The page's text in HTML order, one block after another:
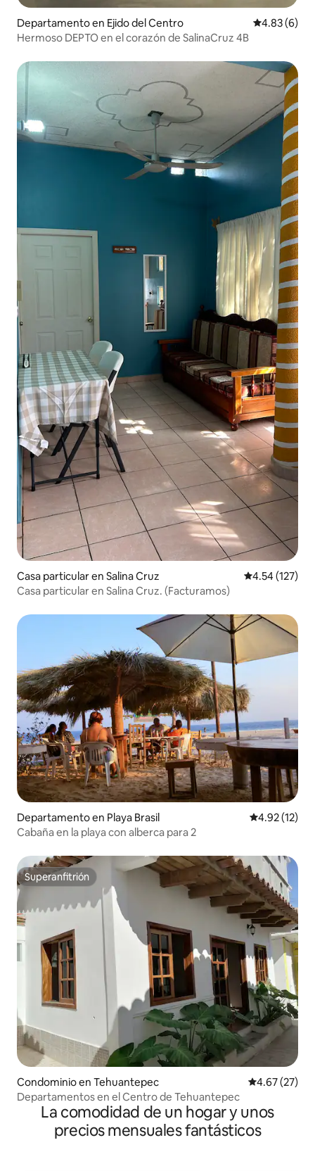
Departamento en Ejido del Centro Calificación
4.83 (6)
Hermoso DEPTO en el corazón de SalinaCruz 4B
Casa particular en Salina Cruz Calificación
4.54 (127)
Casa particular en Salina Cruz. (Facturamos)
Departamento en Playa Brasil Calificación
4.92 (12)
Cabaña en la playa con alberca para 2
Superanfitrión
Superanfitrión
Condominio en Tehuantepec Calificación
4.67 (27)
Departamentos en el Centro de Tehuantepec
La comodidad de un hogar y unos
precios mensuales fantásticos